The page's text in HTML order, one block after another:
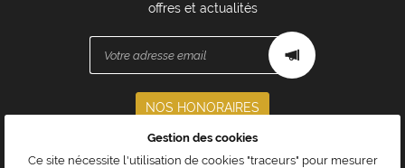
offres et actualités
NOS HONORAIRES
Mentions Légales
Gestion des cookies
Ce site nécessite l'utilisation de cookies "traceurs" pour mesurer